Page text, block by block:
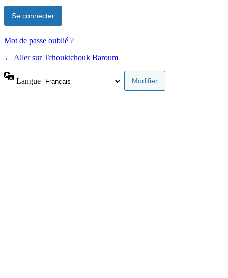
Mot de passe oublié ?
← Aller sur Tchouktchouk Baroum
Langue